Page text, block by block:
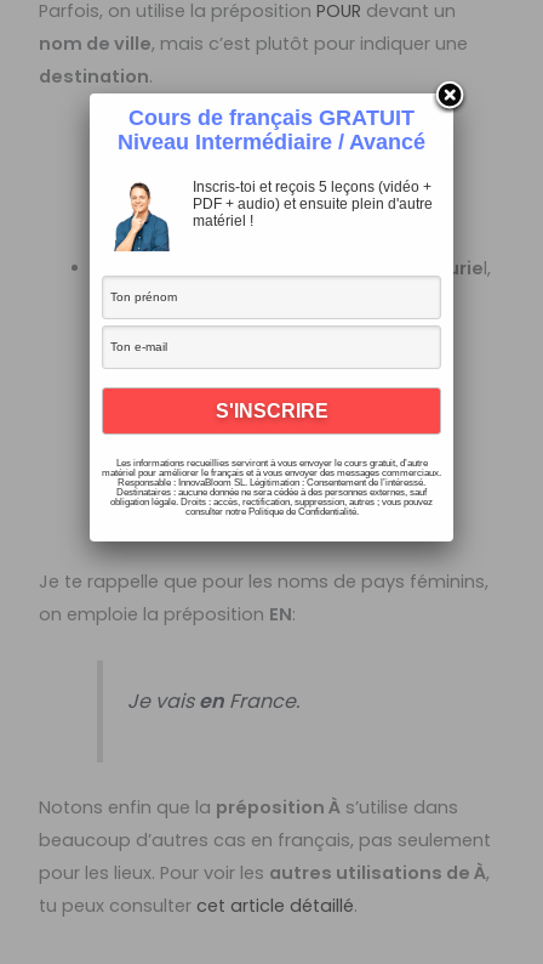
Parfois, on utilise la prépositionPOUR devant un
nom de ville, mais c’est plutôt pour indiquer une
destination.
nom de pays masculin ou pluriel,
on emploie également
contractée:
auSénégal.
J’habiteauxPays-Bas.
Je te rappelle que pour les noms de pays féminins,
on emploie la préposition EN:
Je vaisenFrance.
Notons enfin que la préposition À s’utilise dans
beaucoup d’autres cas en français, pas seulement
pour les lieux. Pour voir les autres utilisations de À,
tu peux consulter cet article détaillé.
Cours de français GRATUIT
Niveau Intermédiaire / Avancé
Inscris-toi et reçois 5 leçons (vidéo +
PDF + audio) et ensuite plein d'autre
matériel !
Les informations recueillies serviront à vous envoyer le cours gratuit, d’autre
matériel pour améliorer le français et à vous envoyer des messages commerciaux.
Responsable : InnovaBloom SL. Légitimation : Consentement de l’intéressé.
Destinataires : aucune donnée ne sera cédée à des personnes externes, sauf
obligation légale. Droits : accès, rectification, suppression, autres ; vous pouvez
consulter notre Politique de Confidentialité.